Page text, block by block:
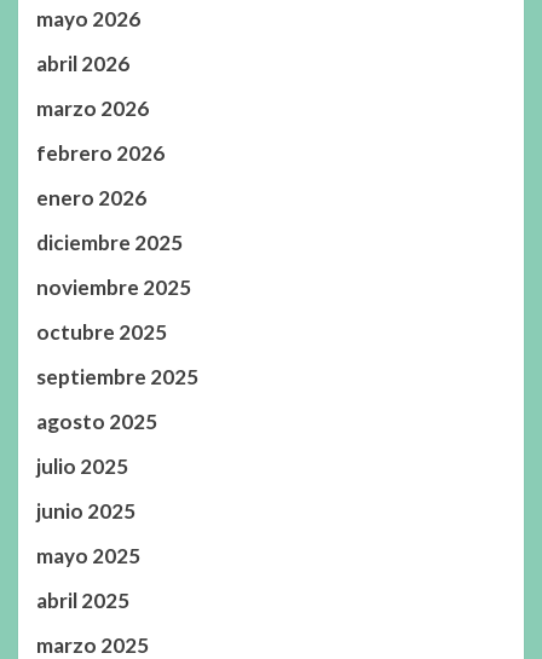
mayo 2026
abril 2026
marzo 2026
febrero 2026
enero 2026
diciembre 2025
noviembre 2025
octubre 2025
septiembre 2025
agosto 2025
julio 2025
junio 2025
mayo 2025
abril 2025
marzo 2025